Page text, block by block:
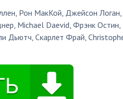
, Рон МакКой, Джейсон Логан,
, Michael Daevid, Фрэнк Остин,
Дьютч, Скарлет Фрай,